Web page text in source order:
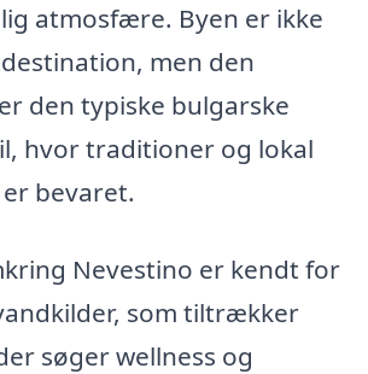
atmosfære. Byen er ikke
men den
den typiske bulgarske
hvor traditioner og lokal
bevaret.
Nevestino er kendt for
som tiltrækker
søger wellness og